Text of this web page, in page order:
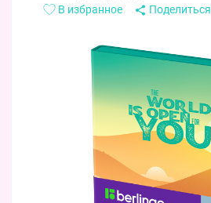
В избранное
Поделиться